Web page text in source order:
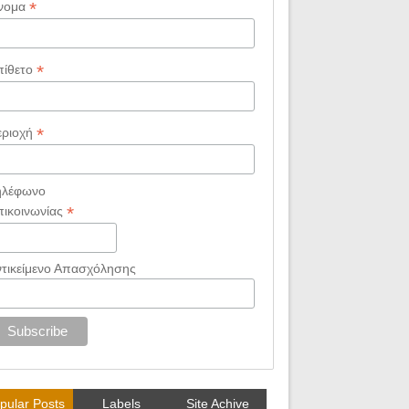
*
*
*
*
Απασχόλησης
Posts Labels Site Achive